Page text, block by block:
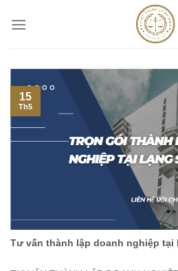
Tư vấn thành lập doanh nghiệp tại
15
Th5